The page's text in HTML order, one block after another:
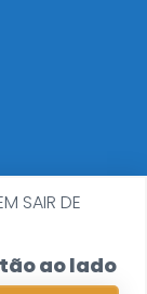
SAIR DE
ao lado